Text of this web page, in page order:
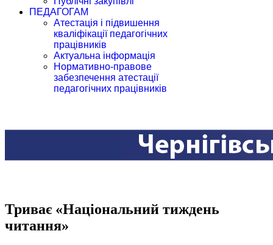
ПЕДАГОГАМ
Атестація і підвишення
кваліфікації педагогічних
працівників
Актуальна інформація
Нормативно-правове
забезпечення атестації
педагогічних працівників
Триває «Національний тиждень
читання»